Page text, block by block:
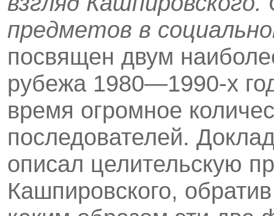
предметов в
посвящен двум
рубежа 1980—1990-х
время огромное
последователей.
описал целительскую
Кашпировского,